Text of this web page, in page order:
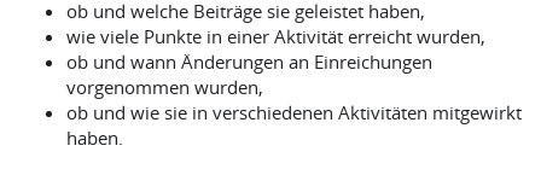
ob und welche Beiträge sie geleistet haben,
wie viele Punkte in einer Aktivität erreicht wurden,
ob und wann Änderungen an Einreichungen
vorgenommen wurden,
ob und wie sie in verschiedenen Aktivitäten mitgewirkt
haben.